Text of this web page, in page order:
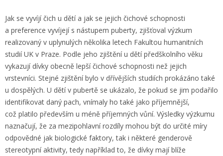
Jak se vyvíjí čich u dětí a jak se jejich čichové schopnosti
a preference vyvíjejí s nástupem puberty, zjišťoval výzkum
realizovaný v uplynulých několika letech Fakultou humanitních
studií UK v Praze. Podle jeho zjištění u dětí předškolního věku
vykazují dívky obecně lepší čichové schopnosti než jejich
vrstevníci. Stejné zjištění bylo v dřívějších studiích prokázáno také
u dospělých. U dětí v pubertě se ukázalo, že pokud se jim podařilo
identifikovat daný pach, vnímaly ho také jako příjemnější,
což platilo především u méně příjemných vůní. Výsledky výzkumu
naznačují, že za mezipohlavní rozdíly mohou být do určité míry
odpovědné jak biologické faktory, tak i některé genderově
stereotypní aktivity, tedy například to, že dívky mají blíže